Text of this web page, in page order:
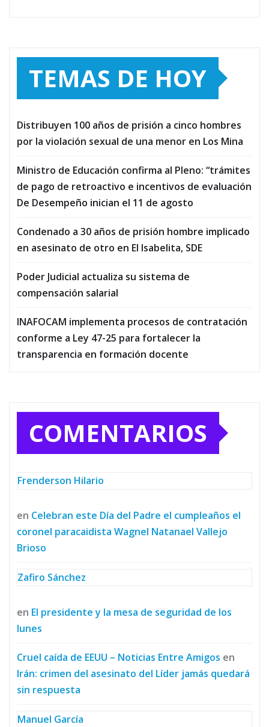
TEMAS DE HOY
Distribuyen 100 años de prisión a cinco hombres
por la violación sexual de una menor en Los Mina
Ministro de Educación confirma al Pleno: “trámites
de pago de retroactivo e incentivos de evaluación
De Desempeño inician el 11 de agosto
Condenado a 30 años de prisión hombre implicado
en asesinato de otro en El Isabelita, SDE
Poder Judicial actualiza su sistema de
compensación salarial
INAFOCAM implementa procesos de contratación
conforme a Ley 47-25 para fortalecer la
transparencia en formación docente
COMENTARIOS
Frenderson Hilario
en Celebran este Día del Padre el cumpleaños el
coronel paracaidista Wagnel Natanael Vallejo
Brioso
Zafiro Sánchez
en El presidente y la mesa de seguridad de los
lunes
Cruel caída de EEUU – Noticias Entre Amigos en
Irán: crimen del asesinato del Líder jamás quedará
sin respuesta
Manuel García